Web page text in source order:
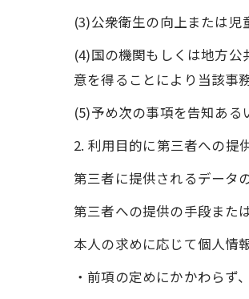
(3)公衆衛生の向上または
(4)国の機関もしくは地方
意を得ることにより当該事
(5)予め次の事項を告知あ
2. 利用目的に第三者への提
第三者に提供されるデータ
第三者への提供の手段また
本人の求めに応じて個人情
・前項の定めにかかわらず